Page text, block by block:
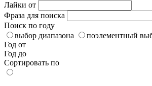
Лайки от
Фраза для поиска
Поиск по году
выбор диапазона
поэлементный
Год от
Год до
Сортировать по